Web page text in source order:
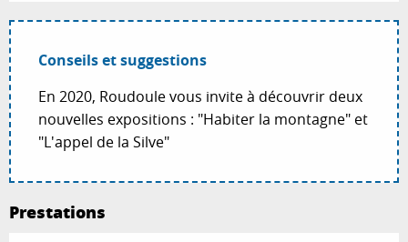
Conseils et suggestions
En 2020, Roudoule vous invite à découvrir deux
nouvelles expositions : "Habiter la montagne" et
"L'appel de la Silve"
Prestations